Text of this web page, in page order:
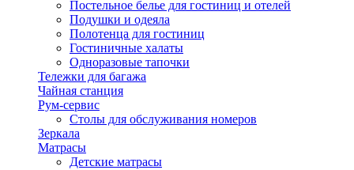
Постельное белье для гостиниц и отелей
Подушки и одеяла
Полотенца для гостиниц
Гостиничные халаты
Одноразовые тапочки
Тележки для багажа
Чайная станция
Рум-сервис
Столы для обслуживания номеров
Зеркала
Матрасы
Детские матрасы